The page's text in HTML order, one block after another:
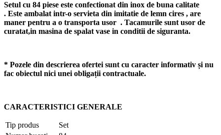
Setul cu 84 piese este confectionat din inox de buna calitate
. Este ambalat intr-o servieta din imitatie de lemn cires , are
maner pentru a o transporta usor . Tacamurile sunt usor de
curatat,in masina de spalat vase in conditii de siguranta.
* Pozele din descrierea ofertei sunt cu caracter informativ și nu
fac obiectul nici unei obligații contractuale.
CARACTERISTICI GENERALE
Tip produs
Set